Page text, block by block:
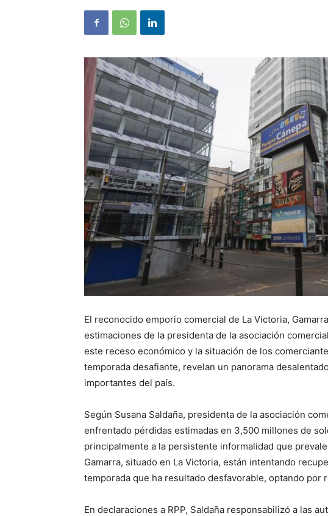
El reconocido emporio comercial de La Victoria,
estimaciones de la presidenta de la asociación
este receso económico y la situación de los
temporada desafiante, revelan un panorama
importantes del país.
Según Susana Saldaña, presidenta de la asociación
enfrentado pérdidas estimadas en 3,500 millones de
principalmente a la persistente informalidad que
Gamarra, situado en La Victoria, están intentando
temporada que ha resultado desfavorable, optando por
En declaraciones a RPP, Saldaña responsabilizó a las